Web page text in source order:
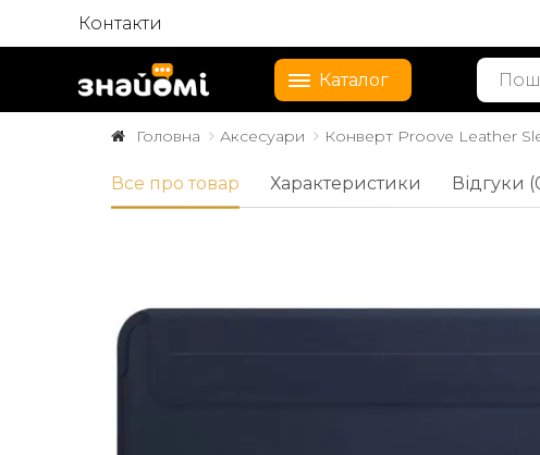
Контакти
Каталог
Головна Аксесуари Конверт Proove Leather
Все про товар Характеристики Відгуки